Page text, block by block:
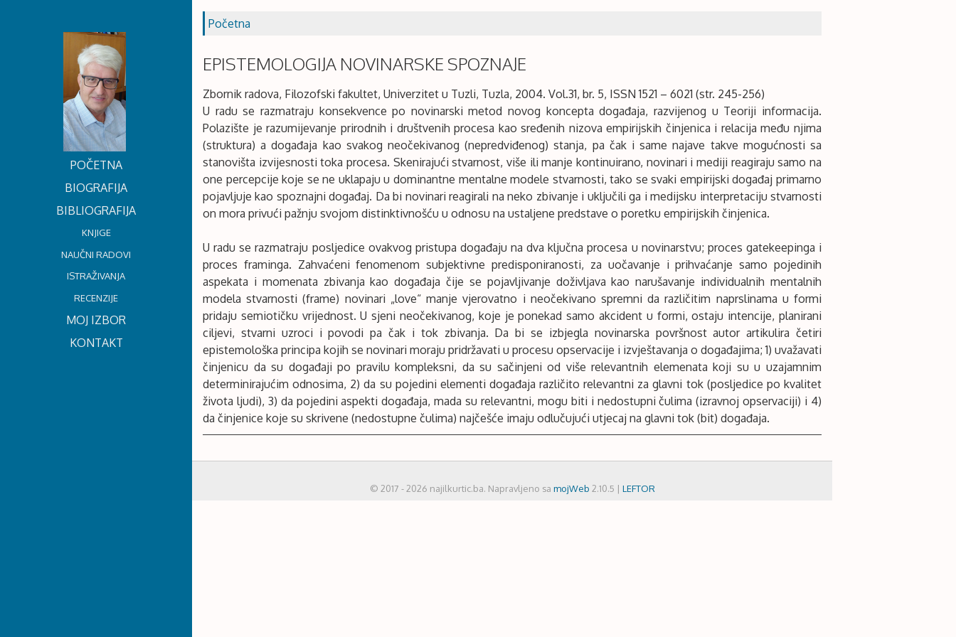
POČETNA
BIOGRAFIJA
BIBLIOGRAFIJA
KNJIGE
NAUČNI RADOVI
ISTRAŽIVANJA
RECENZIJE
MOJ IZBOR
KONTAKT
Početna
EPISTEMOLOGIJA NOVINARSKE SPOZNAJE
Zbornik radova, Filozofski fakultet, Univerzitet u Tuzli, Tuzla, 2004. Vol.31, br. 5, ISSN 1521 – 6021 (str. 245-256)
U radu se razmatraju konsekvence po novinarski metod novog koncepta događaja, razvijenog u Teoriji informacija.
Polazište je razumijevanje prirodnih i društvenih procesa kao sređenih nizova empirijskih činjenica i relacija među njima
(struktura) a događaja kao svakog neočekivanog (nepredviđenog) stanja, pa čak i same najave takve mogućnosti sa
stanovišta izvijesnosti toka procesa. Skenirajući stvarnost, više ili manje kontinuirano, novinari i mediji reagiraju samo na
one percepcije koje se ne uklapaju u dominantne mentalne modele stvarnosti, tako se svaki empirijski događaj primarno
pojavljuje kao spoznajni događaj. Da bi novinari reagirali na neko zbivanje i uključili ga i medijsku interpretaciju stvarnosti
on mora privući pažnju svojom distinktivnošću u odnosu na ustaljene predstave o poretku empirijskih činjenica.
U radu se razmatraju posljedice ovakvog pristupa događaju na dva ključna procesa u novinarstvu; proces gatekeepinga i
proces framinga. Zahvaćeni fenomenom subjektivne predisponiranosti, za uočavanje i prihvaćanje samo pojedinih
aspekata i momenata zbivanja kao događaja čije se pojavljivanje doživljava kao narušavanje individualnih mentalnih
modela stvarnosti (frame) novinari „love“ manje vjerovatno i neočekivano spremni da različitim naprslinama u formi
pridaju semiotičku vrijednost. U sjeni neočekivanog, koje je ponekad samo akcident u formi, ostaju intencije, planirani
ciljevi, stvarni uzroci i povodi pa čak i tok zbivanja. Da bi se izbjegla novinarska površnost autor artikulira četiri
epistemološka principa kojih se novinari moraju pridržavati u procesu opservacije i izvještavanja o događajima; 1) uvažavati
činjenicu da su događaji po pravilu kompleksni, da su sačinjeni od više relevantnih elemenata koji su u uzajamnim
determinirajućim odnosima, 2) da su pojedini elementi događaja različito relevantni za glavni tok (posljedice po kvalitet
života ljudi), 3) da pojedini aspekti događaja, mada su relevantni, mogu biti i nedostupni čulima (izravnoj opservaciji) i 4)
da činjenice koje su skrivene (nedostupne čulima) najčešće imaju odlučujući utjecaj na glavni tok (bit) događaja.
© 2017 - 2026 najilkurtic.ba. Napravljeno sa mojWeb 2.10.5 | LEFTOR